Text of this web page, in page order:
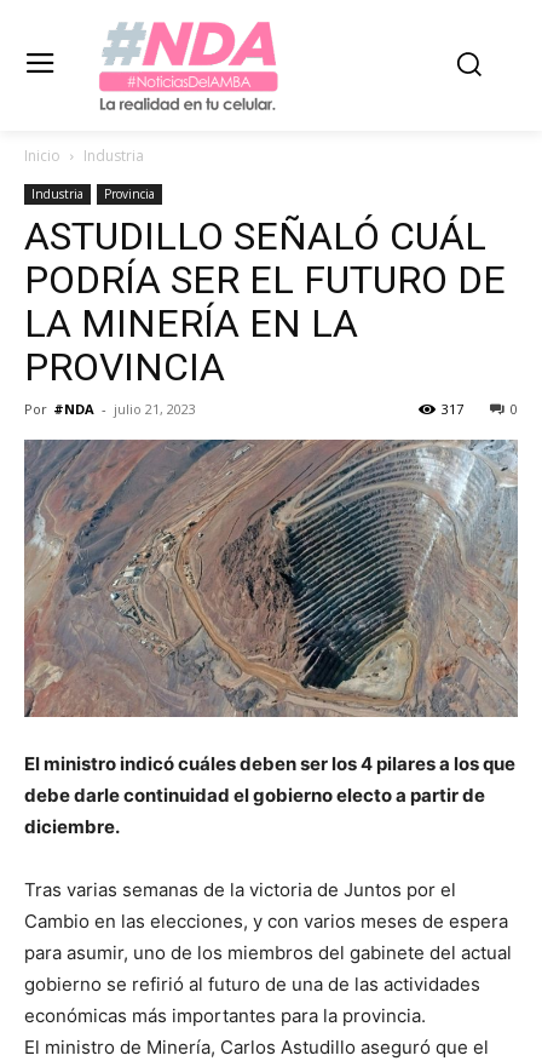
Inicio Industria
Industria Provincia
ASTUDILLO SEÑALÓ CUÁL
PODRÍA SER EL FUTURO DE
LA MINERÍA EN LA
PROVINCIA
Por #NDA - julio 21, 2023 0
317
El ministro indicó cuáles deben ser los 4 pilares a los que
debe darle continuidad el gobierno electo a partir de
diciembre.
Tras varias semanas de la victoria de Juntos por el
Cambio en las elecciones, y con varios meses de espera
para asumir, uno de los miembros del gabinete del actual
gobierno se refirió al futuro de una de las actividades
económicas más importantes para la provincia.
El ministro de Minería, Carlos Astudillo aseguró que el